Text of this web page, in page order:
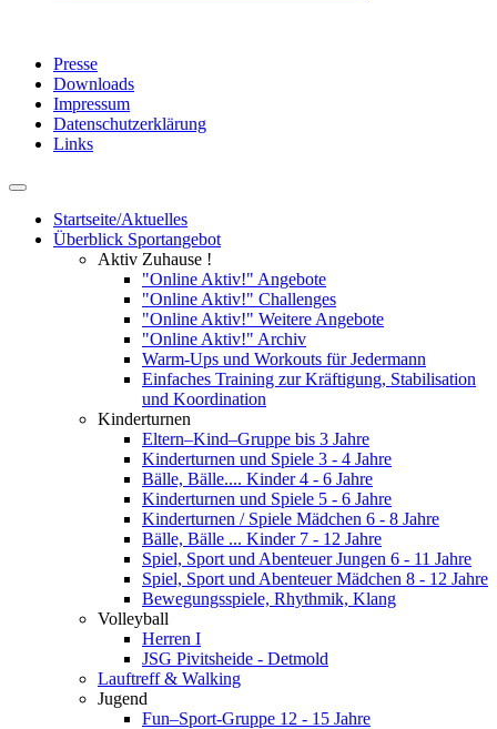
Presse
Downloads
Impressum
Datenschutzerklärung
Links
Startseite/Aktuelles
Überblick Sportangebot
Aktiv Zuhause !
"Online Aktiv!" Angebote
"Online Aktiv!" Challenges
"Online Aktiv!" Weitere Angebote
"Online Aktiv!" Archiv
Warm-Ups und Workouts für Jedermann
Einfaches Training zur Kräftigung, Stabilisation
und Koordination
Kinderturnen
Eltern–Kind–Gruppe bis 3 Jahre
Kinderturnen und Spiele 3 - 4 Jahre
Bälle, Bälle.... Kinder 4 - 6 Jahre
Kinderturnen und Spiele 5 - 6 Jahre
Kinderturnen / Spiele Mädchen 6 - 8 Jahre
Bälle, Bälle ... Kinder 7 - 12 Jahre
Spiel, Sport und Abenteuer Jungen 6 - 11 Jahre
Spiel, Sport und Abenteuer Mädchen 8 - 12 Jahre
Bewegungsspiele, Rhythmik, Klang
Volleyball
Herren I
JSG Pivitsheide - Detmold
Lauftreff & Walking
Jugend
Fun–Sport-Gruppe 12 - 15 Jahre